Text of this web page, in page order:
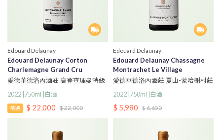
Edouard Delaunay
Edouard Delaunay Corton
Charlemagne Grand Cru
愛德華德洛內酒莊 高登查理曼特級
園白酒
2022 |750ml |白酒
精選 $ 22,000 $ 22,000
Edouard Delaunay
Edouard Delaunay Chassagne
Montrachet Le Village
愛德華德洛內酒莊 夏山-蒙哈榭村莊
級白酒
2022 |750ml |白酒
$ 5,980 $ 6,650